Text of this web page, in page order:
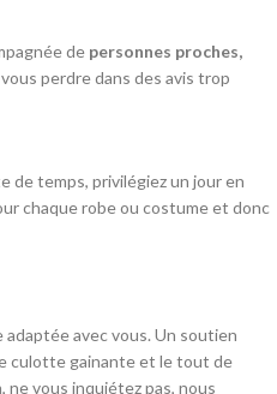
de personnes proches,
perdre dans des avis trop
de temps, privilégiez un jour en
chaque robe ou costume et donc
adaptée avec vous. Un soutien
culotte gainante et le tout de
ne vous inquiétez pas, nous